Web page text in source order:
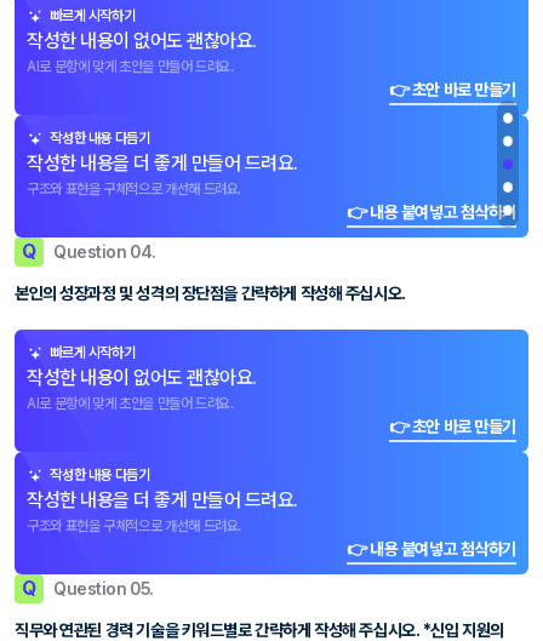
빠르게 시작하기
작성한 내용이 없어도 괜찮아요.
AI로 문항에 맞게 초안을 만들어 드려요.
👉 초안 바로 만들기
작성한 내용 다듬기
작성한 내용을 더 좋게 만들어 드려요.
구조와 표현을 구체적으로 개선해 드려요.
👉 내용 붙여넣고 첨삭하기
Q Question 04.
본인의 성장과정 및 성격의 장단점을 간략하게 작성해 주십시오.
빠르게 시작하기
작성한 내용이 없어도 괜찮아요.
AI로 문항에 맞게 초안을 만들어 드려요.
👉 초안 바로 만들기
작성한 내용 다듬기
작성한 내용을 더 좋게 만들어 드려요.
구조와 표현을 구체적으로 개선해 드려요.
👉 내용 붙여넣고 첨삭하기
Q Question 05.
직무와 연관된 경력 기술을 키워드별로 간략하게 작성해 주십시오. *신입 지원의